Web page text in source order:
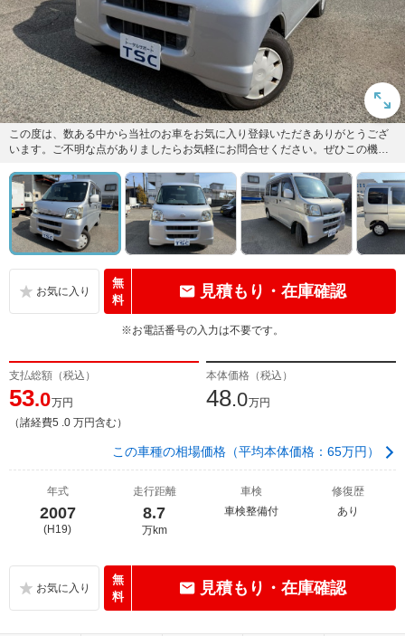
この度は、数ある中から当社のお車をお気に入り登録いただきありがとうござ
います。ご不明な点がありましたらお気軽にお問合せください。ぜひこの機会
無
料
見積もり・在庫確認
※お電話番号の入力は不要です。
支払総額（税込）
53.0万円
（諸経費5 .0 万円含む）
本体価格（税込）
48.0万円
この車種の相場価格（平均本体価格：65万円）
年式
2007
(H19)
走行距離
8.7
万km
車検
車検整備付
修復歴
あり
無
料
見積もり・在庫確認